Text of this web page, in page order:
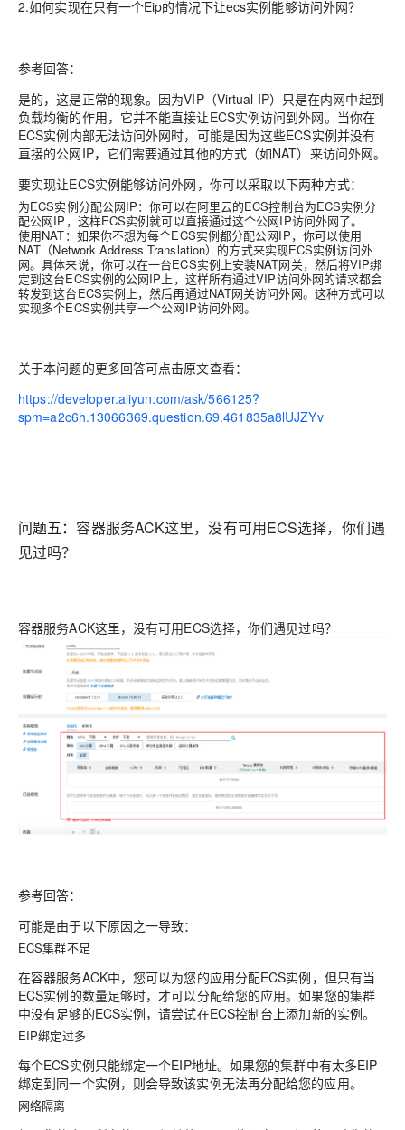
2.如何实现在只有一个Eip的情况下让ecs实例能够访问外网？
参考回答：
是的，这是正常的现象。因为VIP（Virtual IP）只是在内网中起到
负载均衡的作用，它并不能直接让ECS实例访问到外网。当你在
ECS实例内部无法访问外网时，可能是因为这些ECS实例并没有
直接的公网IP，它们需要通过其他的方式（如NAT）来访问外网。
要实现让ECS实例能够访问外网，你可以采取以下两种方式：
为ECS实例分配公网IP：你可以在阿里云的ECS控制台为ECS实例分
配公网IP，这样ECS实例就可以直接通过这个公网IP访问外网了。
使用NAT：如果你不想为每个ECS实例都分配公网IP，你可以使用
NAT（Network Address Translation）的方式来实现ECS实例访问外
网。具体来说，你可以在一台ECS实例上安装NAT网关，然后将VIP绑
定到这台ECS实例的公网IP上，这样所有通过VIP访问外网的请求都会
转发到这台ECS实例上，然后再通过NAT网关访问外网。这种方式可以
实现多个ECS实例共享一个公网IP访问外网。
关于本问题的更多回答可点击原文查看：
https://developer.aliyun.com/ask/566125?
spm=a2c6h.13066369.question.69.461835a8lUJZYv
问题五： 容器服务ACK这里，没有可用ECS选择，你们遇
见过吗？
容器服务ACK这里，没有可用ECS选择，你们遇见过吗？
参考回答：
可能是由于以下原因之一导致：
ECS集群不足
在容器服务ACK中，您可以为您的应用分配ECS实例，但只有当
ECS实例的数量足够时，才可以分配给您的应用。如果您的集群
中没有足够的ECS实例，请尝试在ECS控制台上添加新的实例。
EIP绑定过多
每个ECS实例只能绑定一个EIP地址。如果您的集群中有太多EIP
绑定到同一个实例，则会导致该实例无法再分配给您的应用。
网络隔离